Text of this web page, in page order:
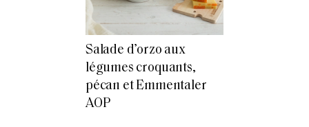
Salade d’orzo aux
légumes croquants,
pécan et Emmentaler
AOP